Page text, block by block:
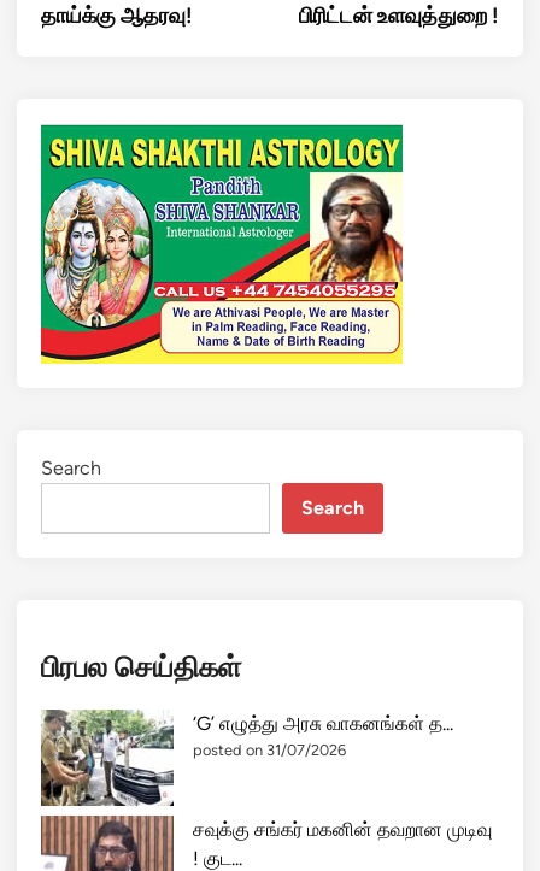
தாய்க்கு ஆதரவு! பிரிட்டன் உளவுத்துறை !
Search
Search
பிரபல செய்திகள்
‘G’ எழுத்து அரசு வாகனங்கள் த...
posted on 31/07/2026
சவுக்கு சங்கர் மகனின் தவறான முடிவு
! குட...